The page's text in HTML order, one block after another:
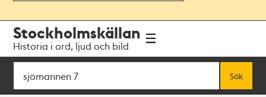
navigationen
huvudinnehållet
Stockholmskällan
Historia i ord, ljud och bild
Sök
Sök